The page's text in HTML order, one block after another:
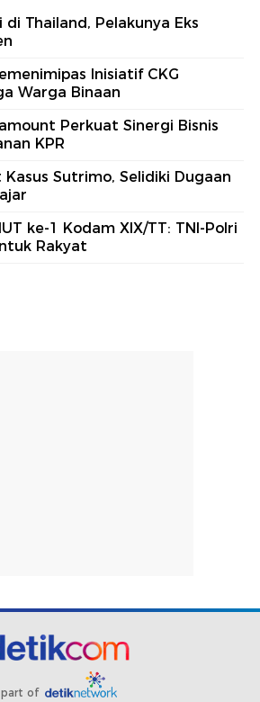
di Thailand, Pelakunya Eks
Inisiatif CKG
Warga Binaan
Perkuat Sinergi Bisnis
KPR
Sutrimo, Selidiki Dugaan
ke-1 Kodam XIX/TT: TNI-Polri
Rakyat
part of